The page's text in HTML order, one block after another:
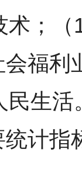
术；
福利
民生
计指